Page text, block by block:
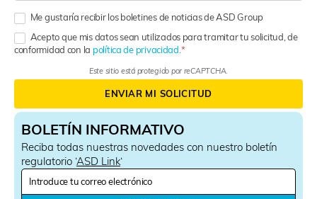
BOLETÍN INFORMATIVO
Reciba todas nuestras novedades con nuestro boletín
regulatorio ‘ASD Link‘
N
Me gustaría recibir los boletines de noticias de ASD Group
Acepto que mis datos sean utilizados para tramitar tu solicitud, de
conformidad con la política de privacidad.
Este sitio está protegido por reCAPTCHA.
ENVIAR MI SOLICITUD